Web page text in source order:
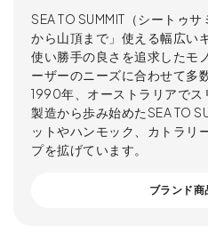
SEA TO SUMMIT（シートゥ
から山頂まで」使える幅広い
使い勝手の良さを追求したモ
ーザーのニーズに合わせて多
1990年、オーストラリアでス
製造から歩み始めたSEA TO
ットやハンモック、カトラリ
プを拡げています。
ブランド